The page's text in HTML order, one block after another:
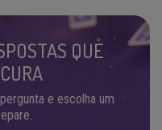
QUE
e escolha um